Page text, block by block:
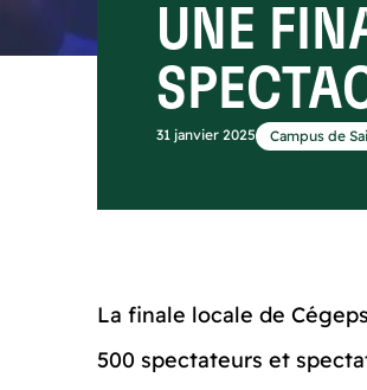
UNE
31 janvier 2025 Campus de
La finale locale de
500 spectateurs et